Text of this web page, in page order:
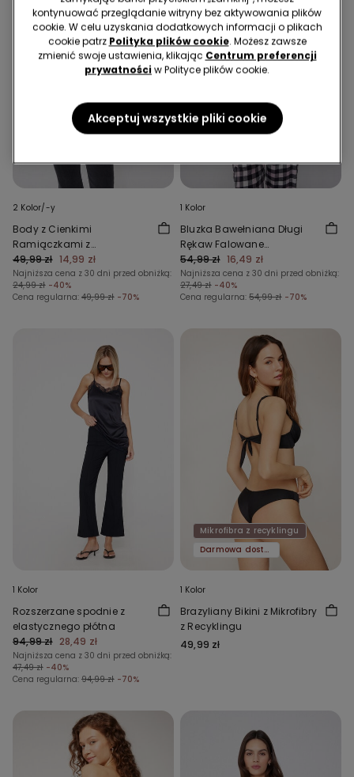
2 Kolor/-y
Body z Cienkimi
Ramiączkami z
Prążkowanej Bawełny
49,99 zł 14,99 zł
Najniższa cena z 30 dni przed obniżką:
24,99 zł -40%
Cena regularna: 49,99 zł -70%
1 Kolor
Bluzka Bawełniana Długi
Rękaw Falowane
Wykończenie
54,99 zł 16,49 zł
Najniższa cena z 30 dni przed obniżką:
27,49 zł -40%
Cena regularna: 54,99 zł -70%
1 Kolor
Rozszerzane spodnie z
elastycznego płótna
94,99 zł 28,49 zł
Najniższa cena z 30 dni przed obniżką:
47,49 zł -40%
Cena regularna: 94,99 zł -70%
Mikrofibra z recyklingu
Darmowa dostawa
1 Kolor
Brazyliany Bikini z Mikrofibry
z Recyklingu
49,99 zł
kontynuować przeglądanie witryny bez aktywowania plików
cookie. W celu uzyskania dodatkowych informacji o plikach
cookie patrz Polityka plików cookie. Możesz zawsze
zmienić swoje ustawienia, klikając Centrum preferencji
prywatnościw Polityce plików cookie.
Akceptuj wszystkie pliki cookie